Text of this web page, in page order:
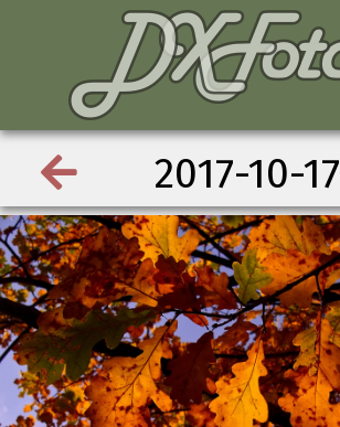
2017-10-17